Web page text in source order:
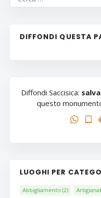
DIFFONDI QUESTA
Diffondi Saccisica:
questo
LUOGHI PER
Abbigliamento (2)